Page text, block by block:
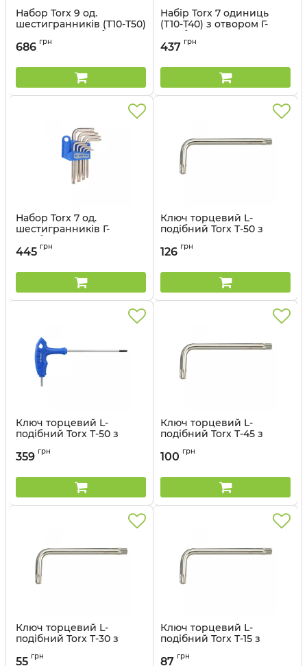
Набор Torx 9 од.
шестигранників (Т10-Т50)
з отвором Г-подібних
Артикул:
686 грн
Набір Torx 7 одиниць
(Т10-Т40) з отвором Г-
подібних (уп.18)
Артикул:
437 грн
Набор Torx 7 од.
шестигранників Г-
подібних KINGTONY
20409PR90
445 грн
Ключ торцевий L-
подібний Torx Т-50 з
Артикул:
126 грн
Ключ торцевий L-
подібний Torx Т-50 з
Артикул:
359 грн
Ключ торцевий L-
подібний Torx Т-45 з
Артикул:
100 грн
Ключ торцевий L-
подібний Torx Т-30 з
Артикул:
55 грн
Ключ торцевий L-
подібний Torx Т-15 з
Артикул:
87 грн